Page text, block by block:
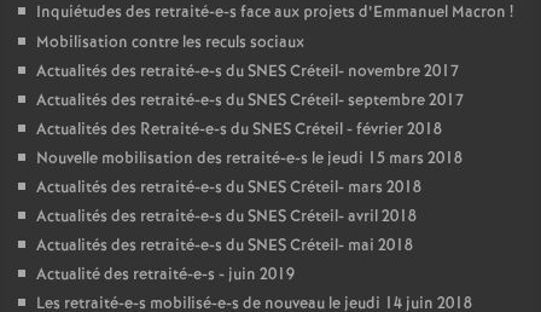
Inquiétudes des retraité-e-s face aux projets d’Emmanuel Macron !
Mobilisation contre les reculs sociaux
Actualités des retraité-e-s duSNESCréteil- novembre 2017
Actualités des retraité-e-s duSNESCréteil- septembre 2017
Actualités des Retraité-e-s duSNESCréteil - février 2018
Nouvelle mobilisation des retraité-e-s le jeudi 15 mars 2018
Actualités des retraité-e-s duSNESCréteil- mars 2018
Actualités des retraité-e-s duSNESCréteil- avril 2018
Actualités des retraité-e-s duSNESCréteil- mai 2018
Actualité des retraité-e-s - juin 2019
Les retraité-e-s mobilisé-e-s de nouveau le jeudi 14 juin 2018